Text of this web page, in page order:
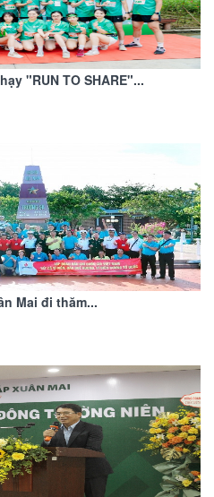
"RUN TO SHARE"...
Mai đi thăm...